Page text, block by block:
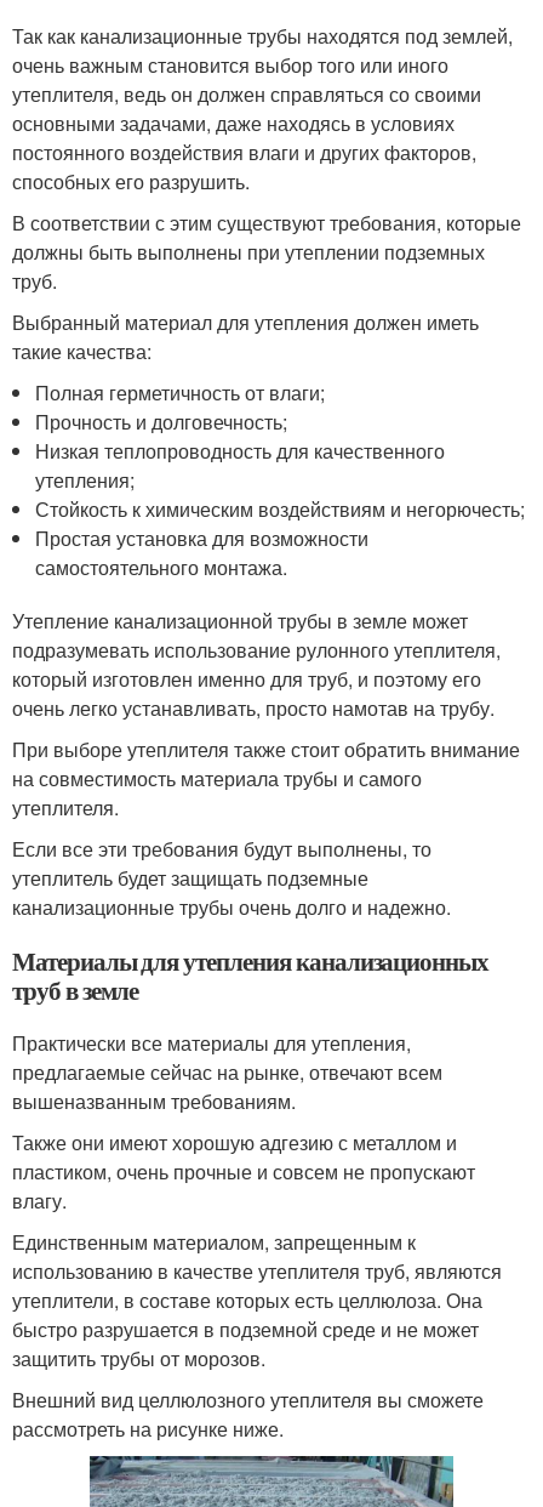
Так как канализационные трубы находятся под землей,
очень важным становится выбор того или иного
утеплителя, ведь он должен справляться со своими
основными задачами, даже находясь в условиях
постоянного воздействия влаги и других факторов,
способных его разрушить.
В соответствии с этим существуют требования, которые
должны быть выполнены при утеплении подземных
труб.
Выбранный материал для утепления должен иметь
такие качества:
Полная герметичность от влаги;
Прочность и долговечность;
Низкая теплопроводность для качественного
утепления;
Стойкость к химическим воздействиям и негорючесть;
Простая установка для возможности
самостоятельного монтажа.
Утепление канализационной трубы в земле может
подразумевать использование рулонного утеплителя,
который изготовлен именно для труб, и поэтому его
очень легко устанавливать, просто намотав на трубу.
При выборе утеплителя также стоит обратить внимание
на совместимость материала трубы и самого
утеплителя.
Если все эти требования будут выполнены, то
утеплитель будет защищать подземные
канализационные трубы очень долго и надежно.
Материалы для утепления канализационных
труб в земле
Практически все материалы для утепления,
предлагаемые сейчас на рынке, отвечают всем
вышеназванным требованиям.
Также они имеют хорошую адгезию с металлом и
пластиком, очень прочные и совсем не пропускают
влагу.
Единственным материалом, запрещенным к
использованию в качестве утеплителя труб, являются
утеплители, в составе которых есть целлюлоза. Она
быстро разрушается в подземной среде и не может
защитить трубы от морозов.
Внешний вид целлюлозного утеплителя вы сможете
рассмотреть на рисунке ниже.